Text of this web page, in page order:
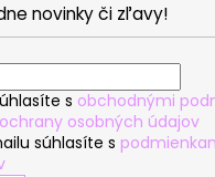
novinky či zľavy!
s obchodnými
osobných údajov
súhlasíte s